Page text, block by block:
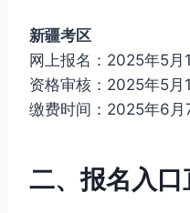
新疆考区
网上报名：2025年5
资格审核：2025年5月
缴费时间：2025年6月
二、报名入